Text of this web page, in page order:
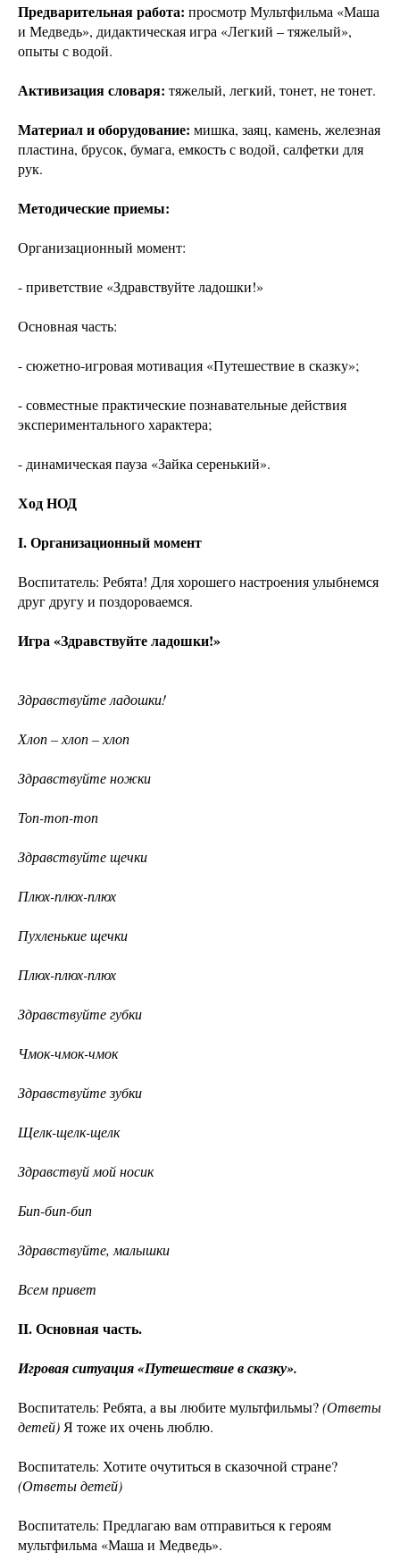
Предварительная работа: просмотр Мультфильма «Маша
и Медведь», дидактическая игра «Легкий – тяжелый»,
опыты с водой.
Активизация словаря: тяжелый, легкий, тонет, не тонет.
Материал и оборудование: мишка, заяц, камень, железная
пластина, брусок, бумага, емкость с водой, салфетки для
рук.
Методические приемы:
Организационный момент:
- приветствие «Здравствуйте ладошки!»
Основная часть:
- сюжетно-игровая мотивация «Путешествие в сказку»;
- совместные практические познавательные действия
экспериментального характера;
- динамическая пауза «Зайка серенький».
Ход НОД
I. Организационный момент
Воспитатель: Ребята! Для хорошего настроения улыбнемся
друг другу и поздороваемся.
Игра «Здравствуйте ладошки!»
Здравствуйте ладошки!
Хлоп – хлоп – хлоп
Здравствуйте ножки
Топ-топ-топ
Здравствуйте щечки
Плюх-плюх-плюх
Пухленькие щечки
Плюх-плюх-плюх
Здравствуйте губки
Чмок-чмок-чмок
Здравствуйте зубки
Щелк-щелк-щелк
Здравствуй мой носик
Бип-бип-бип
Здравствуйте, малышки
Всем привет
II. Основная часть.
Игровая ситуация «Путешествие в сказку».
Воспитатель: Ребята, а вы любите мультфильмы?(Ответы
детей) Я тоже их очень люблю.
Воспитатель: Хотите очутиться в сказочной стране?
(Ответы детей)
Воспитатель: Предлагаю вам отправиться к героям
мультфильма «Маша и Медведь».